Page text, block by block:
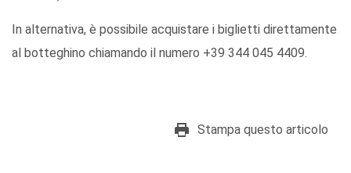
In alternativa, è possibile acquistare i biglietti direttamente
al botteghino chiamando il numero +39 344 045 4409.
Stampa questo articolo